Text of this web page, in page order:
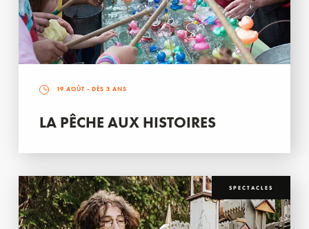
19 AOÛT - DÈS 3 ANS
LA PÊCHE AUX HISTOIRES
SPECTACLES